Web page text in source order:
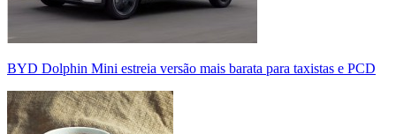
BYD Dolphin Mini estreia versão mais barata para taxistas e PCD